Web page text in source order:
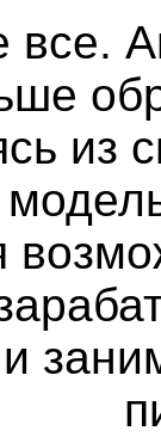
из